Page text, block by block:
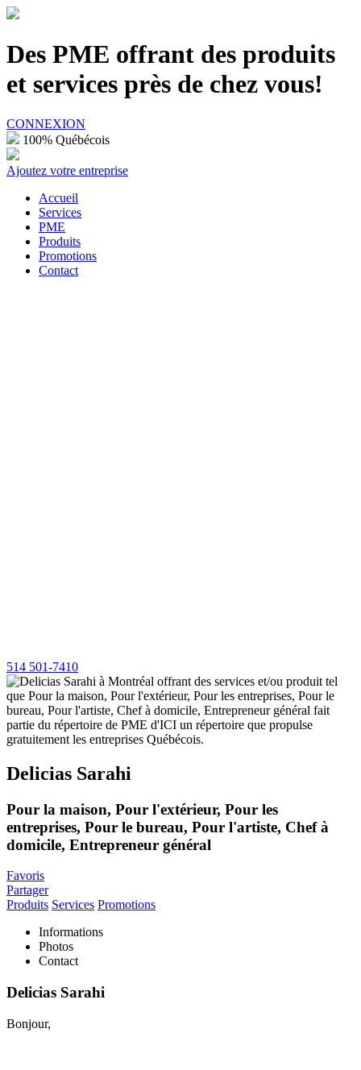
Des PME offrant des produits
et services près de chez vous!
CONNEXION
100% Québécois
Ajoutez votre entreprise
Accueil
Services
PME
Produits
Promotions
Contact
514 501-7410
Delicias Sarahi
Pour la maison, Pour l'extérieur, Pour les
entreprises, Pour le bureau, Pour l'artiste, Chef à
domicile, Entrepreneur général
Favoris
Partager
Produits Services Promotions
Informations
Photos
Contact
Delicias Sarahi
Bonjour,